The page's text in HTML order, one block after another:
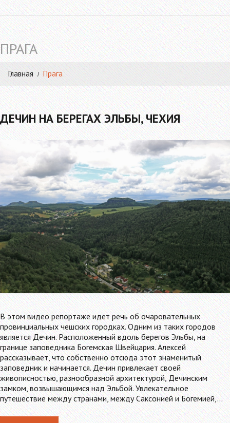
ПРАГА
Главная Прага
ДЕЧИН НА БЕРЕГАХ ЭЛЬБЫ, ЧЕХИЯ
В этом видео репортаже идет речь об очаровательных
провинциальных чешских городках. Одним из таких городов
является Дечин. Расположенный вдоль берегов Эльбы, на
границе заповедника Богемская Швейцария. Алексей
рассказывает, что собственно отсюда этот знаменитый
заповедник и начинается. Дечин привлекает своей
живописностью, разнообразной архитектурой, Дечинским
замком, возвышающимся над Эльбой. Увлекательное
путешествие между странами, между Саксонией и Богемией,…